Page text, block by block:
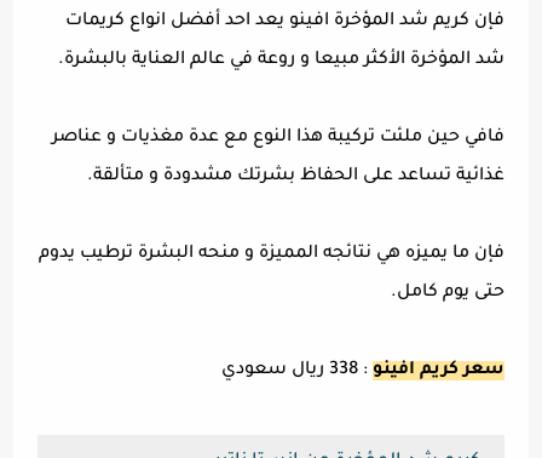
فإن كريم شد المؤخرة افينو يعد احد أفضل انواع كريمات
شد المؤخرة الأكثر مبيعا و روعة في عالم العناية بالبشرة.
فافي حين ملئت تركيبة هذا النوع مع عدة مغذيات و عناصر
غذائية تساعد على الحفاظ بشرتك مشدودة و متألقة.
فإن ما يميزه هي نتائجه المميزة و منحه البشرة ترطيب يدوم
حتى يوم كامل.
سعر كريم افينو : 338 ريال سعودي